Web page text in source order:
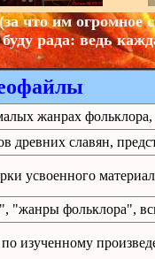
что им огромное
рада: ведь
жанрах
древних славян,
усвоенного
"жанры фольклора",
изученному